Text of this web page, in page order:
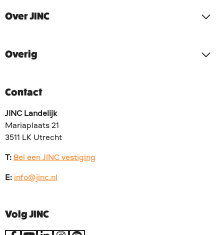
Over JINC
Overig
Contact
JINC Landelijk
Mariaplaats 21
3511 LK Utrecht
T: Bel een JINC vestiging
E: info@jinc.nl
Volg JINC